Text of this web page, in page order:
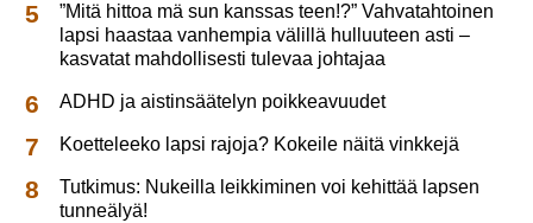
”Mitä hittoa mä sun kanssas teen!?” Vahvatahtoinen
lapsi haastaa vanhempia välillä hulluuteen asti –
kasvatat mahdollisesti tulevaa johtajaa
ADHD ja aistinsäätelyn poikkeavuudet
Koetteleeko lapsi rajoja? Kokeile näitä vinkkejä
Tutkimus: Nukeilla leikkiminen voi kehittää lapsen
tunneälyä!